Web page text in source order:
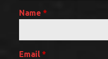
Name *
Email *